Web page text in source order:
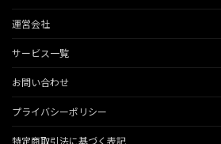
運営会社
サービス一覧
お問い合わせ
プライバシーポリシー
特定商取引法に基づく表記